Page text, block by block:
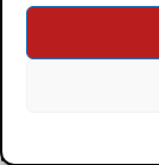
Copyright ©
by